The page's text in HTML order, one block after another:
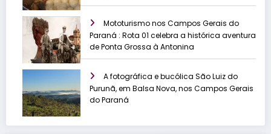
Mototurismo nos Campos Gerais do
Paraná : Rota 01 celebra a histórica aventura
de Ponta Grossa à Antonina
A fotográfica e bucólica São Luiz do
Purunã, em Balsa Nova, nos Campos Gerais
do Paraná